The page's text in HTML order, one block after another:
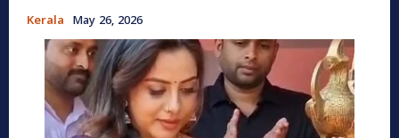
Kerala May 26, 2026